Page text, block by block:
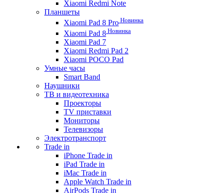
Xiaomi Redmi Note
Планшеты
Xiaomi Pad 8 Pro Новинка
Xiaomi Pad 8 Новинка
Xiaomi Pad 7
Xiaomi Redmi Pad 2
Xiaomi POCO Pad
Умные часы
Smart Band
Наушники
ТВ и видеотехника
Проекторы
TV приставки
Мониторы
Телевизоры
Электротранспорт
Trade in
iPhone Trade in
iPad Trade in
iMac Trade in
Apple Watch Trade in
AirPods Trade in